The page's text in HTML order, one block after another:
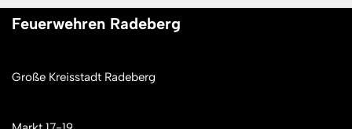
Feuerwehren Radeberg
Große Kreisstadt Radeberg